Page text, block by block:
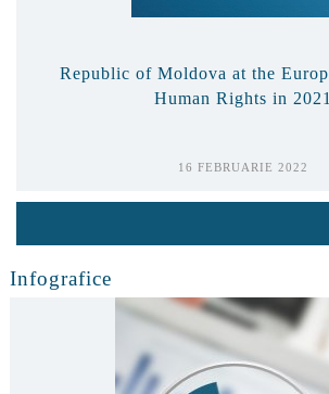
Republic of Moldova at the
Human Rights in 2021
16 FEBRUARIE 2022
Infografice